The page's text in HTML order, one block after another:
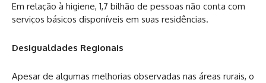
Em relação à higiene, 1,7 bilhão de pessoas não conta com
serviços básicos disponíveis em suas residências.
Desigualdades Regionais
Apesar de algumas melhorias observadas nas áreas rurais, o